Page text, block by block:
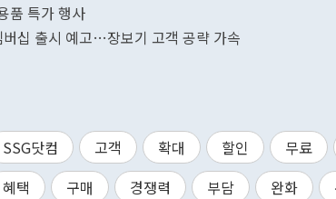
품 특가 행사
십 출시 예고…장보기 고객 공략 가속
SSG닷컴 고객 확대 할인 무료
혜택 구매 경쟁력 부담 완화